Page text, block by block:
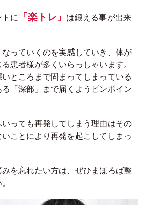
に 「楽トレ」
は鍛える事が出来
っていくのを実感していき、体が
患者様が多くいらっしゃいます。
ところまで固まってしまっている
「深部」まで届くようピンポイン
っても再発してしまう理由はその
ことにより再発を起こしてしまっ
みを忘れたい方は、ぜひまほろば整